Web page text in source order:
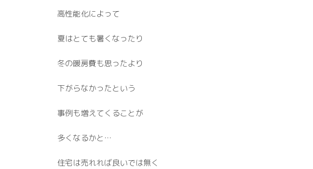
高性能化によって
夏はとても暑くなったり
冬の暖房費も思ったより
下がらなかったという
事例も増えてくることが
多くなるかと…
住宅は売れれば良いでは無く